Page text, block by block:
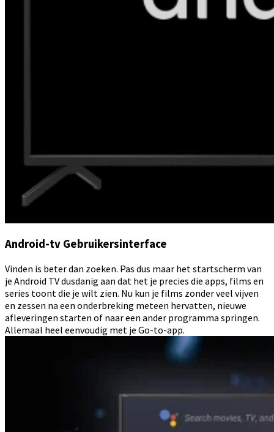
Android-tv Gebruikersinterface
Vinden is beter dan zoeken. Pas dus maar het startscherm van
je Android TV dusdanig aan dat het je precies die apps, films en
series toont die je wilt zien. Nu kun je films zonder veel vijven
en zessen na een onderbreking meteen hervatten, nieuwe
afleveringen starten of naar een ander programma springen.
Allemaal heel eenvoudig met je Go-to-app.